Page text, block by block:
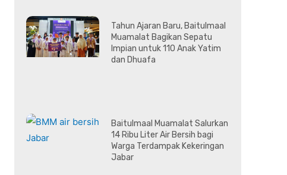
Tahun Ajaran Baru, Baitulmaal
Muamalat Bagikan Sepatu
Impian untuk 110 Anak Yatim
dan Dhuafa
Baitulmaal Muamalat Salurkan
14 Ribu Liter Air Bersih bagi
Warga Terdampak Kekeringan
Jabar